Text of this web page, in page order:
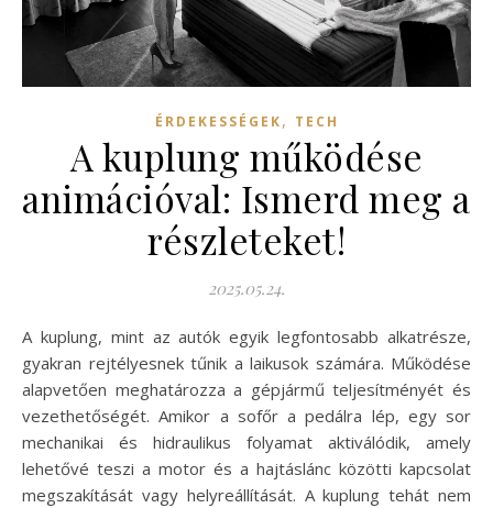
ÉRDEKESSÉGEK, TECH
A kuplung működése
animációval: Ismerd meg a
részleteket!
2025.05.24.
A kuplung, mint az autók egyik legfontosabb alkatrésze,
gyakran rejtélyesnek tűnik a laikusok számára. Működése
alapvetően meghatározza a gépjármű teljesítményét és
vezethetőségét. Amikor a sofőr a pedálra lép, egy sor
mechanikai és hidraulikus folyamat aktiválódik, amely
lehetővé teszi a motor és a hajtáslánc közötti kapcsolat
megszakítását vagy helyreállítását. A kuplung tehát nem